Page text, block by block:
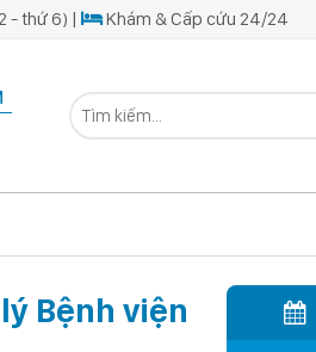
- thứ 6) | Khám & Cấp cứu 24/24
Bệnh viện